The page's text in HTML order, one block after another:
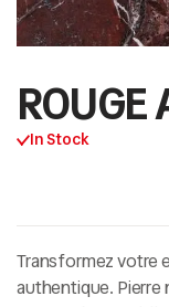
In Stock
Transformez votre
authentique.